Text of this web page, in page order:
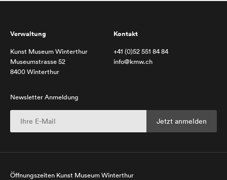
Verwaltung
Kunst Museum Winterthur
Museumstrasse 52
8400 Winterthur
Kontakt
+41 (0)52 551 84 84
info@kmw.ch
Newsletter Anmeldung
Öffnungszeiten Kunst Museum Winterthur